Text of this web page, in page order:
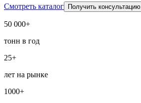
Смотреть каталог Получить консультацию
50 000+
тонн в год
25+
лет на рынке
1000+